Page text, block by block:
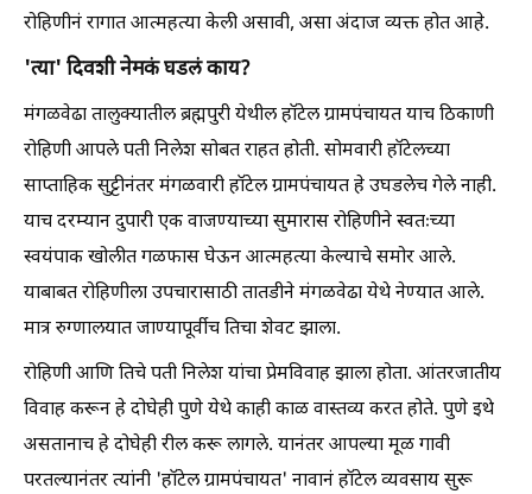
रोहिणीनं रागात आत्महत्या केली असावी, असा अंदाज व्यक्त होत आहे.
'त्या' दिवशी नेमकं घडलं काय?
मंगळवेढा तालुक्यातील ब्रह्मपुरी येथील हॉटेल ग्रामपंचायत याच ठिकाणी
रोहिणी आपले पती निलेश सोबत राहत होती. सोमवारी हॉटेलच्या
साप्ताहिक सुट्टीनंतर मंगळवारी हॉटेल ग्रामपंचायत हे उघडलेच गेले नाही.
याच दरम्यान दुपारी एक वाजण्याच्या सुमारास रोहिणीने स्वतःच्या
स्वयंपाक खोलीत गळफास घेऊन आत्महत्या केल्याचे समोर आले.
याबाबत रोहिणीला उपचारासाठी तातडीने मंगळवेढा येथे नेण्यात आले.
मात्र रुग्णालयात जाण्यापूर्वीच तिचा शेवट झाला.
रोहिणी आणि तिचे पती निलेश यांचा प्रेमविवाह झाला होता. आंतरजातीय
विवाह करून हे दोघेही पुणे येथे काही काळ वास्तव्य करत होते. पुणे इथे
असतानाच हे दोघेही रील करू लागले. यानंतर आपल्या मूळ गावी
परतल्यानंतर त्यांनी 'हॉटेल ग्रामपंचायत' नावानं हॉटेल व्यवसाय सुरू